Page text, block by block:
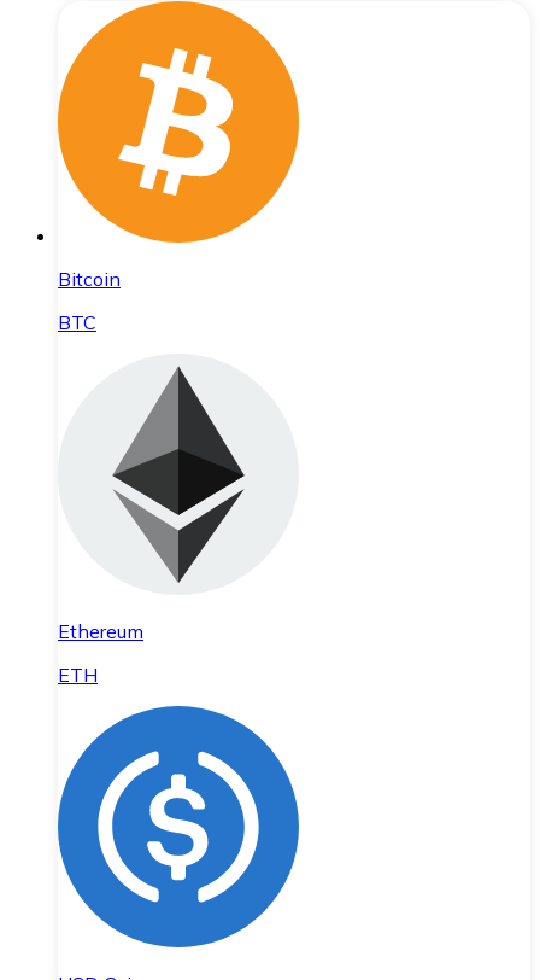
Bitcoin
BTC
Ethereum
ETH